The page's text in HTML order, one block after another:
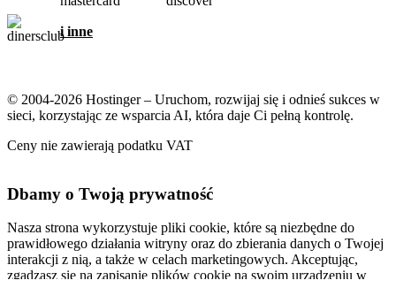
i inne
© 2004-2026 Hostinger – Uruchom, rozwijaj się i odnieś sukces w
sieci, korzystając ze wsparcia AI, która daje Ci pełną kontrolę.
Ceny nie zawierają podatku VAT
Dbamy o Twoją prywatność
Nasza strona wykorzystuje pliki cookie, które są niezbędne do
prawidłowego działania witryny oraz do zbierania danych o Twojej
interakcji z nią, a także w celach marketingowych. Akceptując,
zgadzasz się na zapisanie plików cookie na swoim urządzeniu w